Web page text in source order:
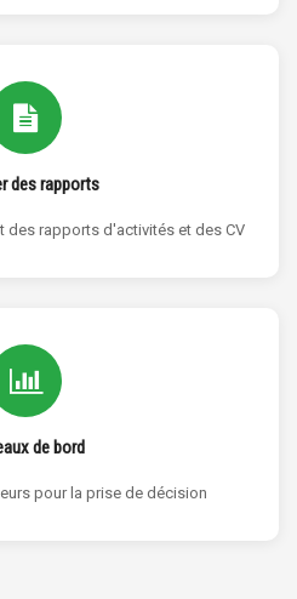
des rapports
des rapports d'activités et des CV
de bord
pour la prise de décision